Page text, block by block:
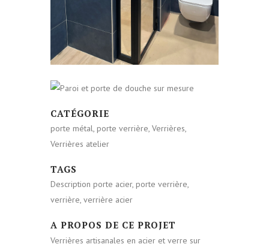
CATÉGORIE
porte métal, porte verrière, Verrières,
Verrières atelier
TAGS
Description porte acier, porte verrière,
verrière, verrière acier
A PROPOS DE CE PROJET
Verrières artisanales en acier et verre sur